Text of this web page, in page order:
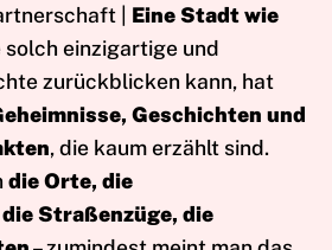
| Eine Stadt wie
solch einzigartige und
zurückblicken kann, hat
Geschichten und
, die kaum erzählt sind.
die Orte, die
Straßenzüge, die